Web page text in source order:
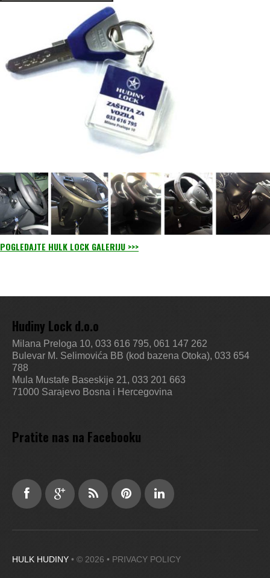
POGLEDAJTE HULK LOCK GALERIJU >>>
Hudiny Lock d.o.o
Milana Preloga 10, 033 616 795, 061 147 262
Bulevar M. Selimovića BB (kod bazena Otoka), 033 654
788
Mula Mustafe Baseskije 21, 033 201 663
71000 Sarajevo Bosna i Hercegovina
Pratite nas na Facebooku
HULK HUDINY • © 2026 • PRIVACY POLICY